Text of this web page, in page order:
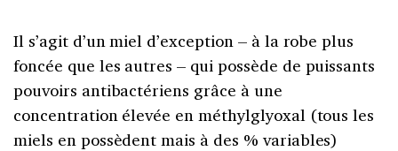
Il s’agit d’un miel d’exception – à la robe plus
foncée que les autres – qui possède de puissants
pouvoirs antibactériens grâce à une
concentration élevée en méthylglyoxal (tous les
miels en possèdent mais à des % variables)